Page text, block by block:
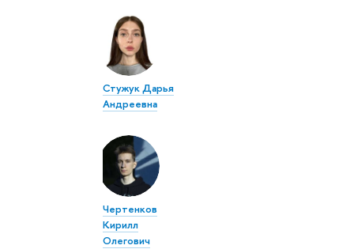
Стужук Дарья
Андреевна
Чертенков
Кирилл
Олегович